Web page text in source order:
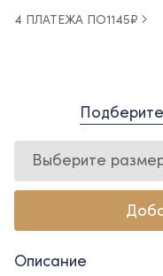
4 ПЛАТЕЖА ПО1145₽
Выберите
Описание